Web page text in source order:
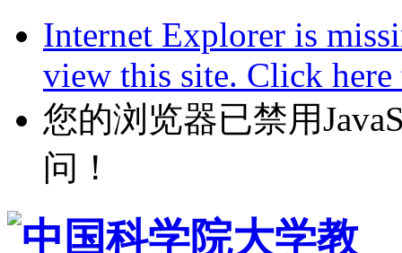
Internet Explorer is
view this site. Click
您的浏览器已禁用
问！